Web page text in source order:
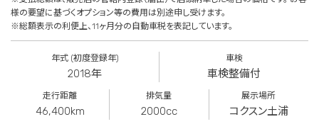
様の要望に基づくオプション等の費用は別途申し受けます。
※総額表示の利便上、11ヶ月分の自動車税を表記しています。
年式 (初度登録年)
2018年
車検
車検整備付
走行距離
46,400km
排気量
2000cc
展示場所
コクスン土浦